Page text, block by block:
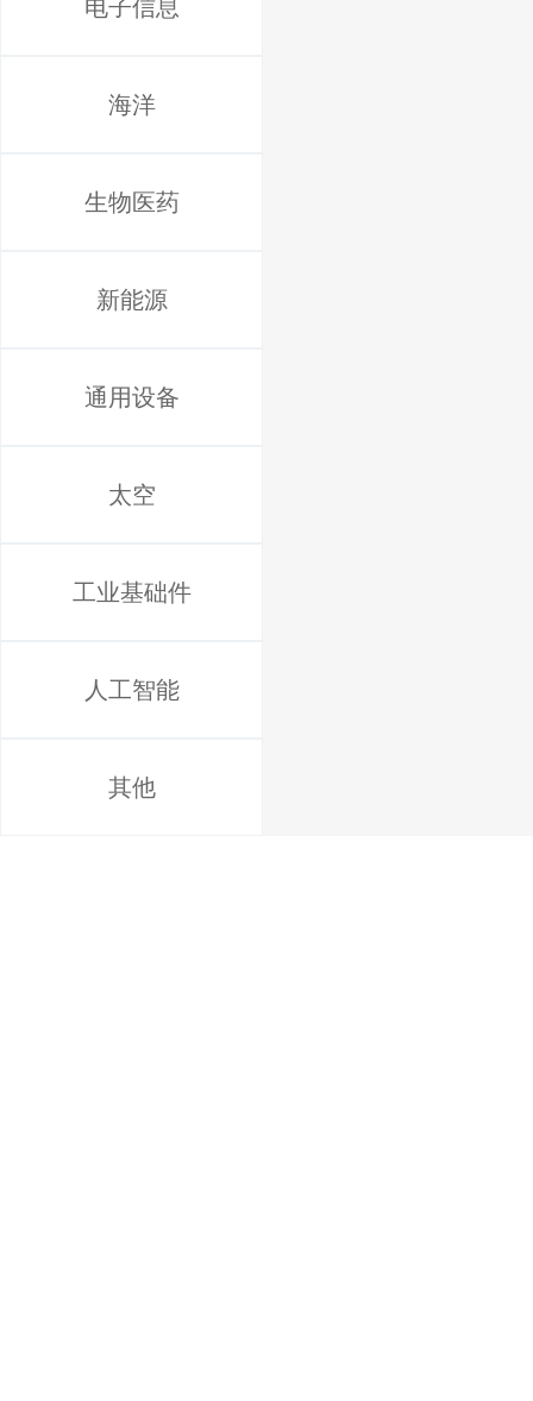
电子信息
海洋
生物医药
新能源
通用设备
太空
工业基础件
人工智能
其他